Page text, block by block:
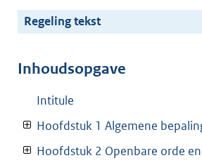
Regeling tekst
Inhoudsopgave
Intitule
Hoofdstuk 1 Algemene
Hoofdstuk 2 Openbare orde en